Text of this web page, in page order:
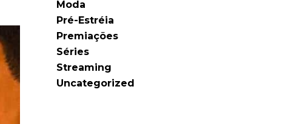
Moda
Pré-Estréia
Premiações
Séries
Streaming
Uncategorized